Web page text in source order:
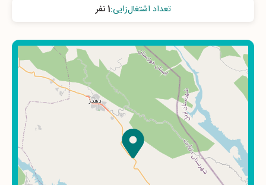
تعداد اشتغال‌زایی:1 نفر